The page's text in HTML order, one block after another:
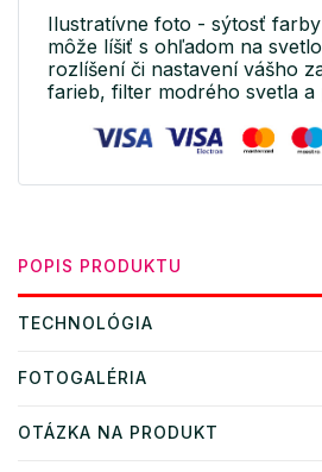
Ilustratívne foto - sýtosť
môže líšiť s ohľadom na
rozlíšení či nastavení vášho
farieb, filter modrého svetla a
POPIS PRODUKTU
TECHNOLÓGIA
FOTOGALÉRIA
OTÁZKA NA PRODUKT